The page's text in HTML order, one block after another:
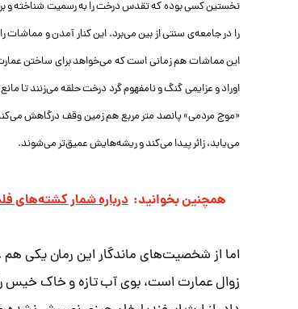
نخستین کسی بوده که تقدس درخت را به رسمیت شناخته و
را در جامعه‌ی سنتی از بین می‌برد. این کنار آمدن و
این مماشات هم زمانی است که می‌خواهد برای ساختن عمارت
اوراد و عزایمی گنگ و نامفهوم گرد درخت حلقه می‌زنند تا
«موج مردمی» پانصد متر مربع هم زمین وقف درگاهش
می‌یابد، زائر پیدا می‌کند و ریشه‌هایش عمیق‌تر می‌شوند.
همچنین بخوانید: درباره شمار کشته‌های
اما از شخصیت‌های ماندگار این رمان یکی
زوال عمارت است، بوی آب تازه و خاک